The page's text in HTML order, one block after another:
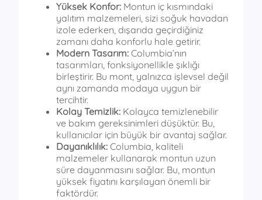
Yüksek Konfor: Montun iç kısmındaki
yalıtım malzemeleri, sizi soğuk havadan
izole ederken, dışarıda geçirdiğiniz
zamanı daha konforlu hale getirir.
Modern Tasarım: Columbia’nın
tasarımları, fonksiyonellikle şıklığı
birleştirir. Bu mont, yalnızca işlevsel değil
aynı zamanda modaya uygun bir
tercihtir.
Kolay Temizlik: Kolayca temizlenebilir
ve bakım gereksinimleri düşüktür. Bu,
kullanıcılar için büyük bir avantaj sağlar.
Dayanıklılık: Columbia, kaliteli
malzemeler kullanarak montun uzun
süre dayanmasını sağlar. Bu, montun
yüksek fiyatını karşılayan önemli bir
faktördür.